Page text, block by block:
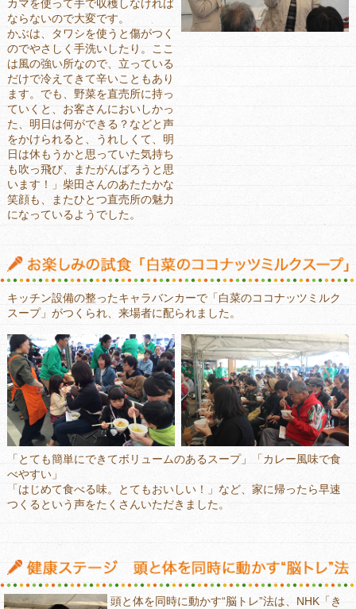
カマを使って手で収穫しなければ
ならないので大変です。
かぶは、タワシを使うと傷がつく
のでやさしく手洗いしたり。ここ
は風の強い所なので、立っている
だけで冷えてきて辛いこともあり
ます。でも、野菜を直売所に持っ
ていくと、お客さんにおいしかっ
た、明日は何ができる？などと声
をかけられると、うれしくて、明
日は休もうかと思っていた気持ち
も吹っ飛び、またがんばろうと思
います！」柴田さんのあたたかな
笑顔も、またひとつ直売所の魅力
になっているようでした。
キッチン設備の整ったキャラバンカーで「白菜のココナッツミルク
スープ」がつくられ、来場者に配られました。
「とても簡単にできてボリュームのあるスープ」「カレー風味で食
べやすい」
「はじめて食べる味。とてもおいしい！」など、家に帰ったら早速
つくるという声をたくさんいただきました。
頭と体を同時に動かす“脳トレ”法は、NHK「き